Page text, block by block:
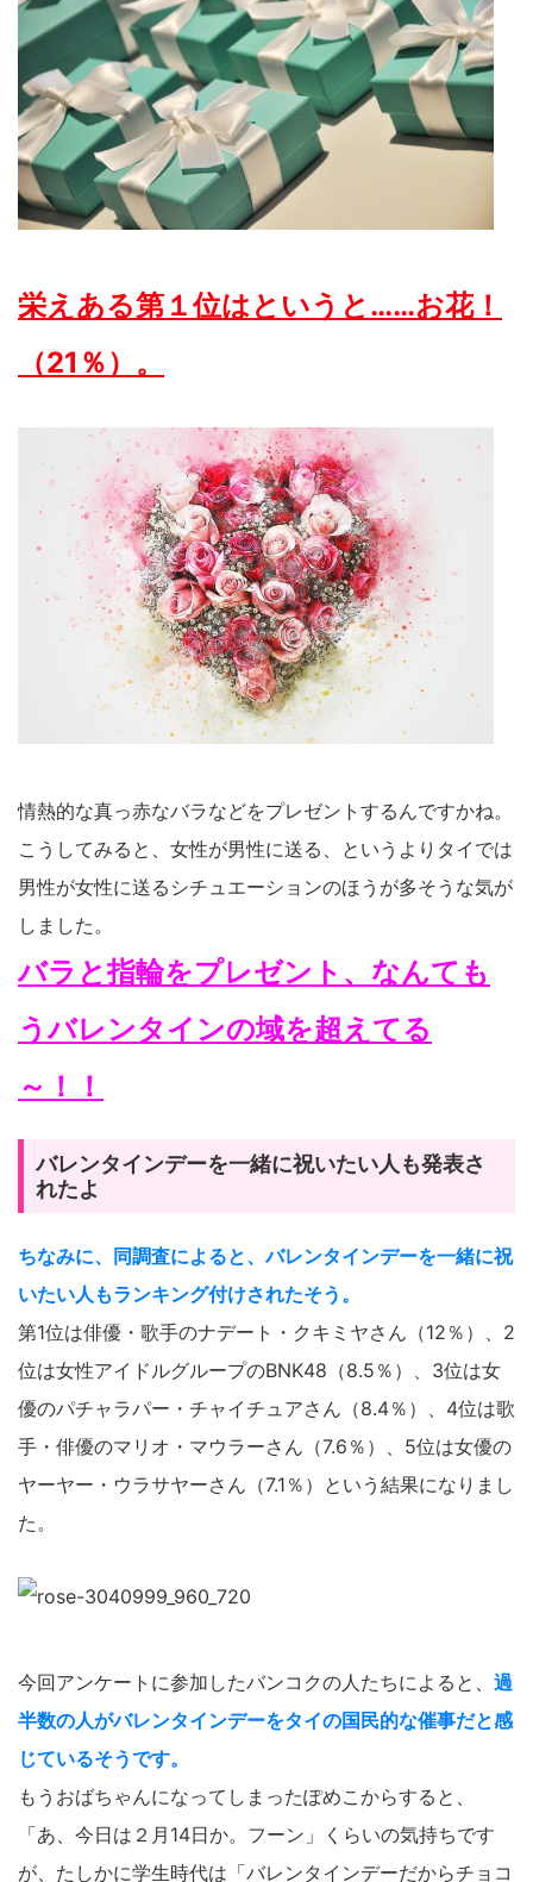
栄えある第１位はというと……お花！
（21％）。
情熱的な真っ赤なバラなどをプレゼントするんですかね。
こうしてみると、女性が男性に送る、というよりタイでは
男性が女性に送るシチュエーションのほうが多そうな気が
しました。
バラと指輪をプレゼント、なんても
うバレンタインの域を超えてる
～！！
バレンタインデーを一緒に祝いたい人も発表さ
れたよ
ちなみに、同調査によると、バレンタインデーを一緒に祝
いたい人もランキング付けされたそう。
第1位は俳優・歌手のナデート・クキミヤさん（12％）、2
位は女性アイドルグループのBNK48（8.5％）、3位は女
優のパチャラパー・チャイチュアさん（8.4％）、4位は歌
手・俳優のマリオ・マウラーさん（7.6％）、5位は女優の
ヤーヤー・ウラサヤーさん（7.1％）という結果になりまし
た。
今回アンケートに参加したバンコクの人たちによると、 過
半数の人がバレンタインデーをタイの国民的な催事だと感
じているそうです。
もうおばちゃんになってしまったぽめこからすると、
「あ、今日は２月14日か。フーン」くらいの気持ちです
が、たしかに学生時代は「バレンタインデーだからチョコ